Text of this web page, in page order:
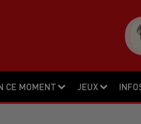
CE MOMENT JEUX